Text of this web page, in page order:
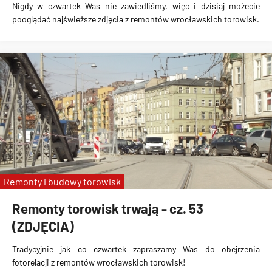
Nigdy w czwartek Was nie zawiedliśmy, więc i dzisiaj możecie
pooglądać najświeższe zdjęcia z remontów wrocławskich torowisk.
Remonty torowisk trwają - cz. 53
(ZDJĘCIA)
Tradycyjnie jak co czwartek zapraszamy Was do obejrzenia
fotorelacji z remontów wrocławskich torowisk!
Remonty i budowy torowisk